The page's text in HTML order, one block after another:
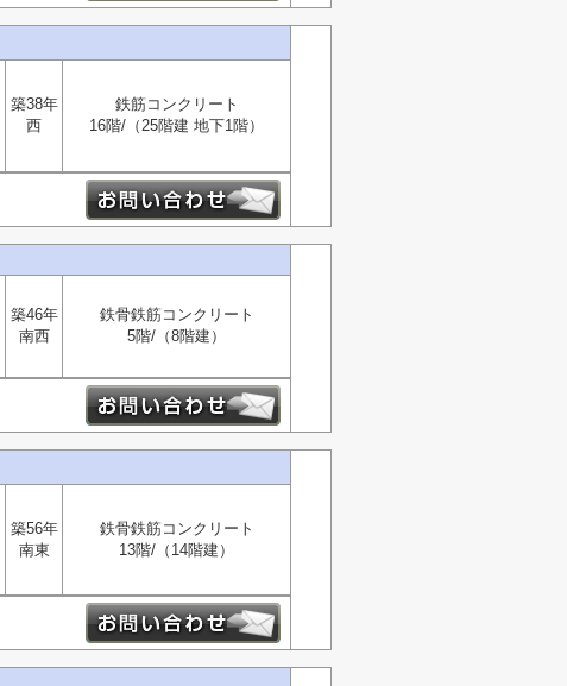
築38年
西
鉄筋コンクリート
16階/（25階建 地下1階）
築46年
南西
鉄骨鉄筋コンクリート
5階/（8階建）
築56年
南東
鉄骨鉄筋コンクリート
13階/（14階建）